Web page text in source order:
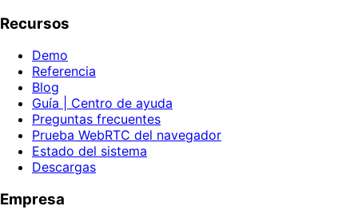
Recursos
Demo
Referencia
Blog
Guía | Centro de ayuda
Preguntas frecuentes
Prueba WebRTC del navegador
Estado del sistema
Descargas
Empresa